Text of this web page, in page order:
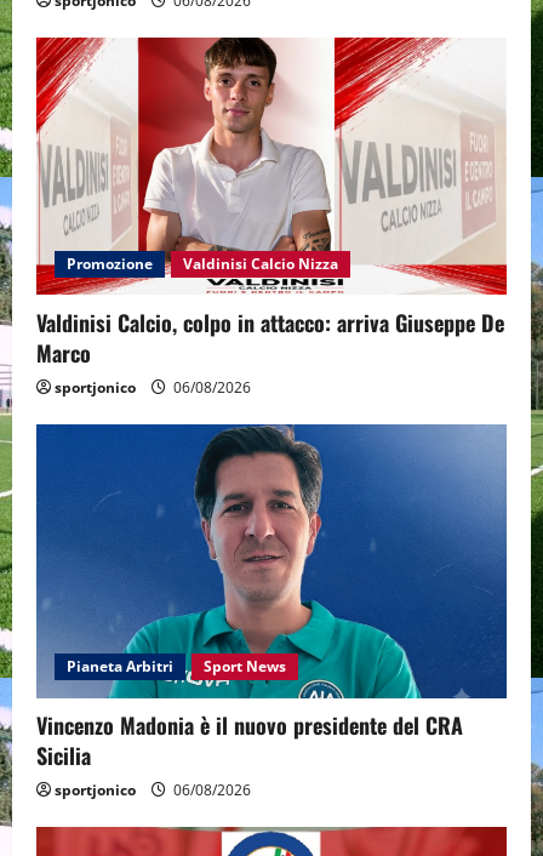
Promozione Valdinisi Calcio Nizza
Valdinisi Calcio, colpo in attacco: arriva Giuseppe De
Marco
sportjonico 06/08/2026
Pianeta Arbitri Sport News
Vincenzo Madonia è il nuovo presidente del CRA
Sicilia
sportjonico 06/08/2026